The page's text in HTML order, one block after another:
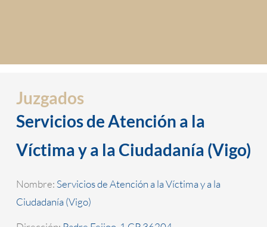
Juzgados
Servicios de Atención a la
Víctima y a la Ciudadanía (Vigo)
Nombre: Servicios de Atención a la Víctima y a la
Ciudadanía (Vigo)